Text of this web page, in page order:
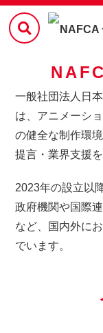
一般社団法人日
は、アニメーシ
の健全な制作環
提言・業界支援
2023年の設立以
政府機関や国際
など、国内外に
でいます。